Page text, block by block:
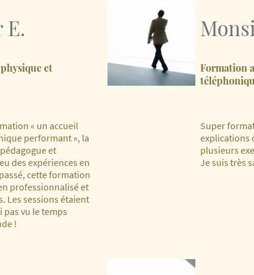
et
« un accueil
performant », la
et
des expériences en
cette formation
professionnalisé et
Les sessions étaient
pas vu le temps
!
Formation
Super
explications
plusieurs
Je suis très